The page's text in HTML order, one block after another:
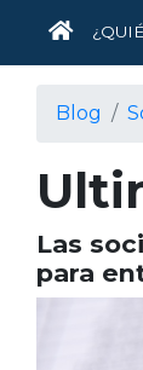
INICIO
Blog
Las
para